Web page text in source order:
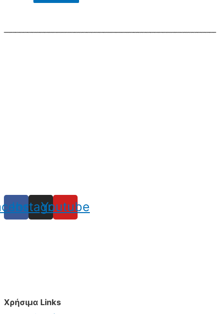
Instagram
Youtube
Χρήσιμα Links